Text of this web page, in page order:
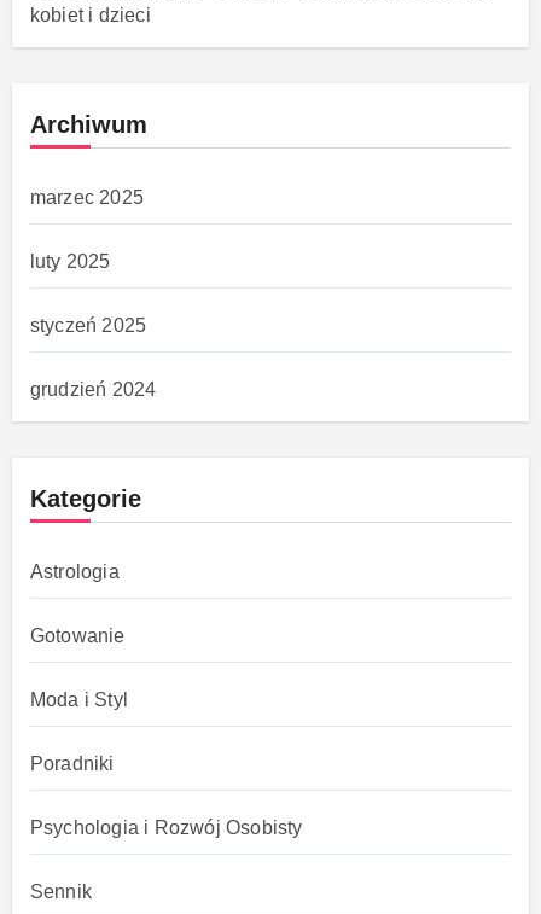
kobiet i dzieci
Archiwum
marzec 2025
luty 2025
styczeń 2025
grudzień 2024
Kategorie
Astrologia
Gotowanie
Moda i Styl
Poradniki
Psychologia i Rozwój Osobisty
Sennik